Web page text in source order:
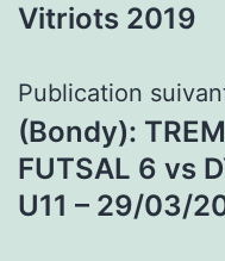
Vitriots 2019
Publication
(Bondy):
FUTSAL 6 vs
U11 – 29/03/